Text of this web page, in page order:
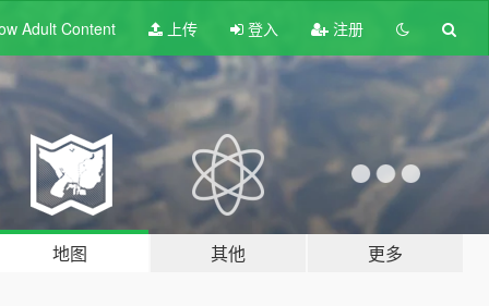
AdultContent 上传 登入 注册
地图 其他 更多